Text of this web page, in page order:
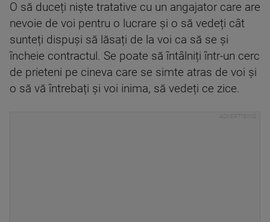
O să duceți niște tratative cu un angajator care are
nevoie de voi pentru o lucrare și o să vedeți cât
sunteți dispuși să lăsați de la voi ca să se și
încheie contractul. Se poate să întâlniți într-un cerc
de prieteni pe cineva care se simte atras de voi și
o să vă întrebați și voi inima, să vedeți ce zice.